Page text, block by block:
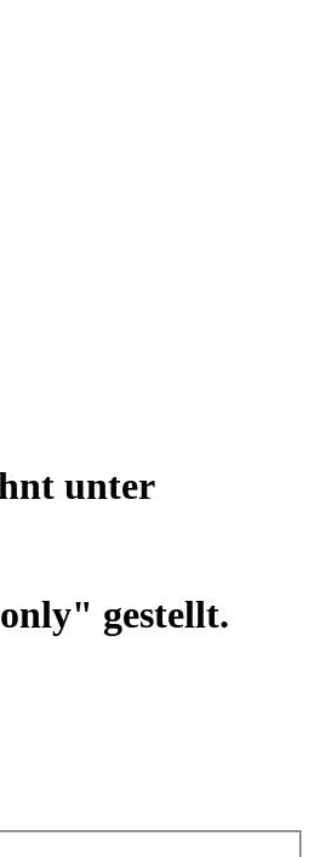
unter
gestellt.